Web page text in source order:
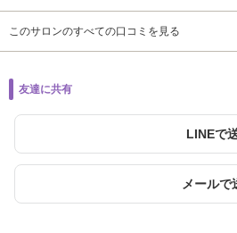
このサロンのすべての口コミを見る
友達に共有
LINEで
メールで